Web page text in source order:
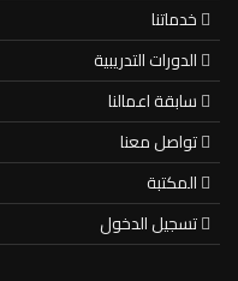
خدماتنا
الدورات التدريبية
سابقة اعمالنا
تواصل معنا
المكتبة
تسجيل الدخول